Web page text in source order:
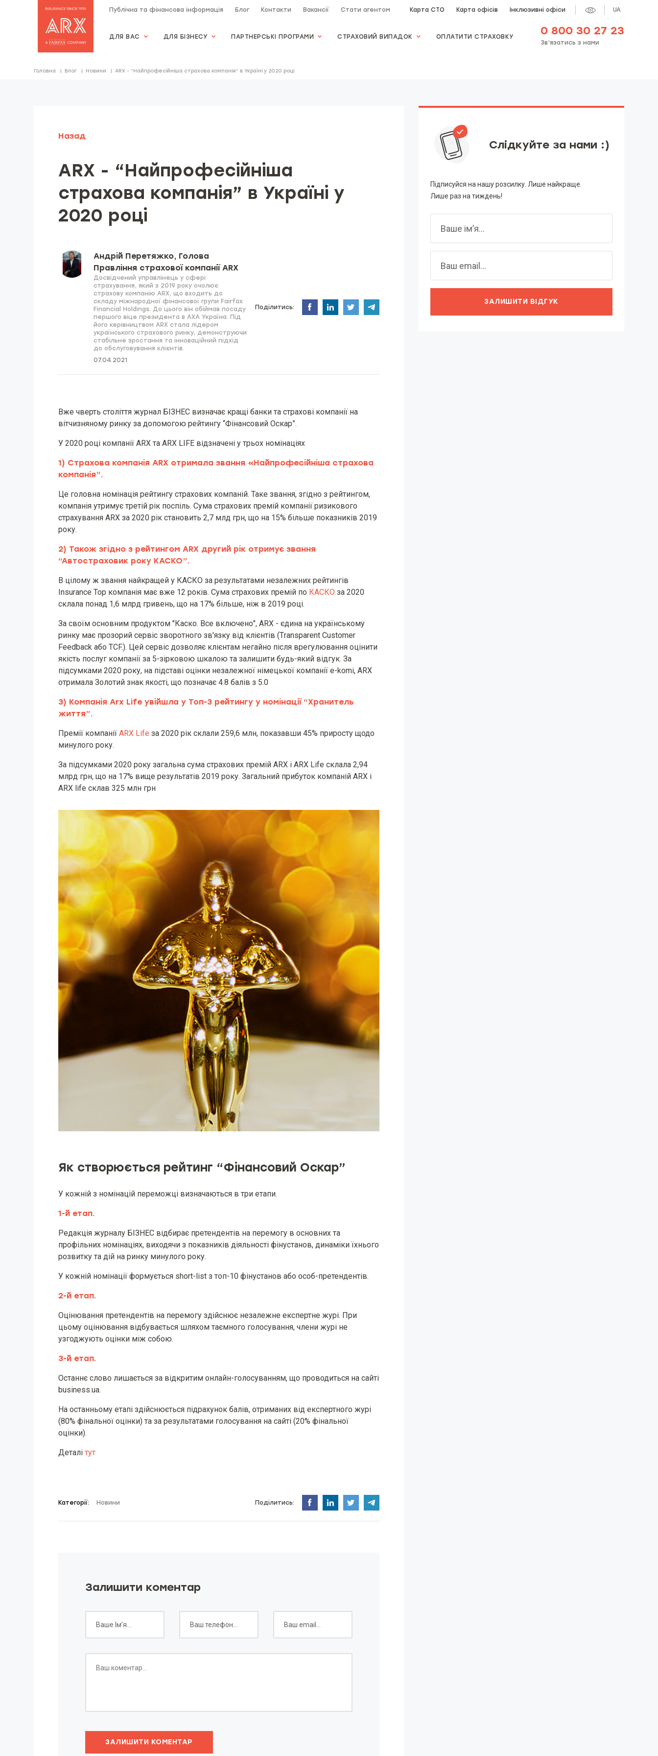
Публічна та фінансова інформація Блог Контакти Вакансії Стати агентом Карта СТО Карта офісів Інклюзивні офіси UA
ДЛЯ ВАС ДЛЯ БІЗНЕСУ ПАРТНЕРСЬКІ ПРОГРАМИ СТРАХОВИЙ ВИПАДОК ОПЛАТИТИ СТРАХОВКУ 0 800 30 27 23
Зв’язатись з нами
Головна Блог Новини ARX - “Найпрофесійніша страхова компанія” в Україні у 2020 році
Назад
ARX - “Найпрофесійніша
страхова компанія” в Україні у
2020 році
Андрій Перетяжко, Голова
Правління страхової компанії ARX
Досвідчений управлінець у сфері
страхування, який з 2019 року очолює
страхову компанію ARX, що входить до
складу міжнародної фінансової групи Fairfax
Financial Holdings. До цього він обіймав посаду
першого віце президента в AXA Україна. Під
його керівництвом ARX стала лідером
українського страхового ринку, демонструючи
стабільне зростання та інноваційний підхід
до обслуговування клієнтів.
07.04.2021
Поділитись:
Вже чверть століття журнал БІЗНЕС визначає кращі банки та страхові компанії на
вітчизняному ринку за допомогою рейтингу “Фінансовий Оскар”.
У 2020 році компанії ARX та ARX LIFE відзначені у трьох номінаціях
1) Страхова компанія ARX отримала звання «Найпрофесійніша страхова
компанія”.
Це головна номінація рейтингу страхових компаній. Таке звання, згідно з рейтингом,
компанія утримує третій рік поспіль. Сума страхових премій компанії ризикового
страхування ARX за 2020 рік становить 2,7 млд грн, що на 15% більше показників 2019
року.
2) Також згідно з рейтингом ARX другий рік отримує звання
“Автостраховик року КАСКО”.
В цілому ж звання найкращей у КАСКО за результатами незалежних рейтингів
Insurance Top компанія має вже 12 років. Сума страхових премій по КАСКО за 2020
склала понад 1,6 млрд гривень, що на 17% більше, ніж в 2019 році.
За своїм основним продуктом "Каско. Все включено", ARX - єдина на українському
ринку має прозорий сервіс зворотного зв'язку від клієнтів (Тransparent Customer
Feedback або TCF.). Цей сервіс дозволяє клієнтам негайно після врегулювання оцінити
якість послуг компанії за 5-зірковою шкалою та залишити будь-який відгук. За
підсумками 2020 року, на підставі оцінки незалежної німецької компанії e-komi, ARX
отримала Золотий знак якості, що позначає 4.8 балів з 5.0
3) Компанія Arx Life увійшла у Топ-3 рейтингу у номінації “Хранитель
життя”.
Премії компанії ARX Life за 2020 рік склали 259,6 млн, показавши 45% приросту щодо
минулого року.
За підсумками 2020 року загальна сума страхових премій ARX і ARX Life склала 2,94
млрд грн, що на 17% вище результатів 2019 року. Загальний прибуток компаній ARX і
ARX life склав 325 млн грн
Як створюється рейтинг “Фінансовий Оскар”
У кожній з номінацій переможці визначаються в три етапи.
1-й етап.
Редакція журналу БІЗНЕС відбирає претендентів на перемогу в основних та
профільних номінаціях, виходячи з показників діяльності фінустанов, динаміки їхнього
розвитку та дій на ринку минулого року.
У кожній номінації формується short-list з топ-10 фінустанов або особ-претендентів.
2-й етап.
Оцінювання претендентів на перемогу здійснює незалежне експертне журі. При
цьому оцінювання відбувається шляхом таємного голосування, члени журі не
узгоджують оцінки між собою.
3-й етап.
Останнє слово лишається за відкритим онлайн-голосуванням, що проводиться на сайті
business.ua.
На останньому етапі здійснюється підрахунок балів, отриманих від експертного журі
(80% фінальної оцінки) та за результатами голосування на сайті (20% фінальної
оцінки).
Деталі тут
Категорії: Новини Поділитись:
Залишити коментар
ЗАЛИШИТИ КОМЕНТАР
Слідкуйте за нами :)
Підписуйся на нашу розсилку. Лише найкраще.
Лише раз на тиждень!
ЗАЛИШИТИ ВІДГУК